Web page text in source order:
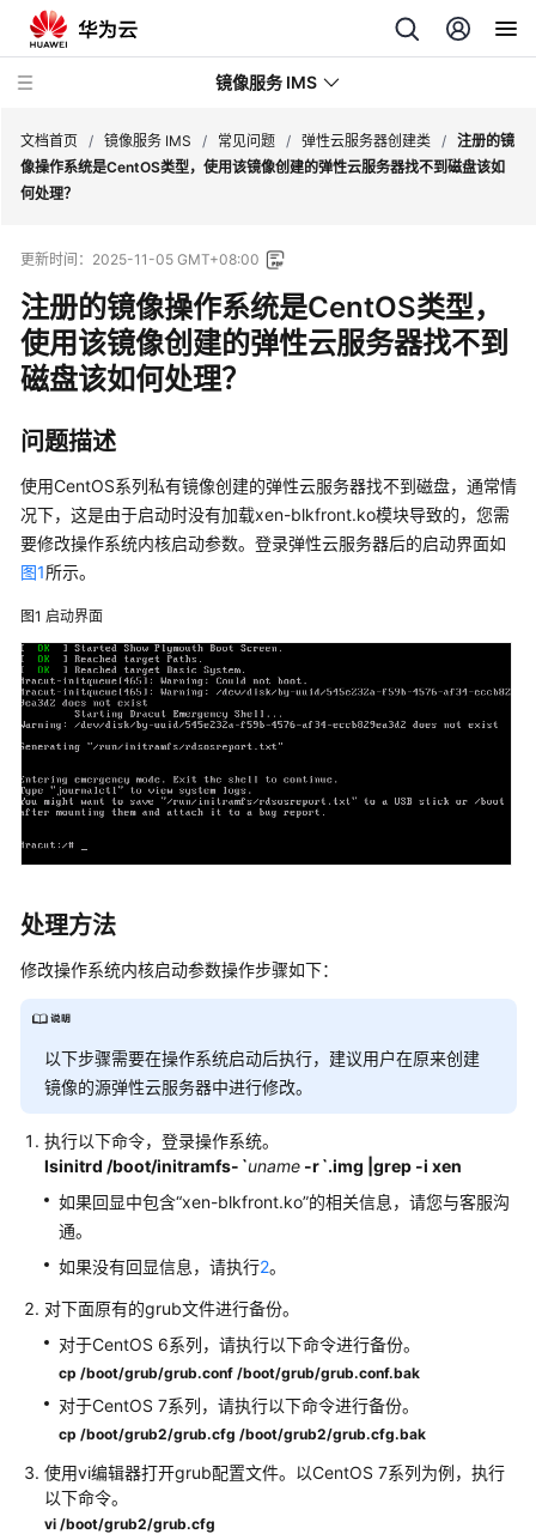
镜像服务 IMS
动
态
产
品
绍
快
速
入
门
用
户
指
南
最
佳
实
参
考
SDK
参
考
场
景
代
示
例
见
问
题
咨
询
类
文档首页 / 镜像服务 IMS / 常见问题 / 弹性云服务器创建类 / 注册的镜
像操作系统是CentOS类型，使用该镜像创建的弹性云服务器找不到磁盘该如
何处理？
更新时间： 2025-11-05 GMT+08:00
注册的镜像操作系统是CentOS类型，
使用该镜像创建的弹性云服务器找不到
磁盘该如何处理？
问题描述
使用CentOS系列私有镜像创建的弹性云服务器找不到磁盘，通常情
况下，这是由于启动时没有加载xen-blkfront.ko模块导致的，您需
要修改操作系统内核启动参数。登录弹性云服务器后的启动界面如
图1所示。
图1 启动界面
处理方法
修改操作系统内核启动参数操作步骤如下：
以下步骤需要在操作系统启动后执行，建议用户在原来创建
镜像的源弹性云服务器中进行修改。
执行以下命令，登录操作系统。
lsinitrd /boot/initramfs- `uname -r`.img |grep -i xen
如果回显中包含“xen-blkfront.ko”的相关信息，请您与客服沟
通。
如果没有回显信息，请执行2。
对下面原有的grub文件进行备份。
对于CentOS 6系列，请执行以下命令进行备份。
cp /boot/grub/grub.conf /boot/grub/grub.conf.bak
对于CentOS 7系列，请执行以下命令进行备份。
cp /boot/grub2/grub.cfg /boot/grub2/grub.cfg.bak
使用vi编辑器打开grub配置文件。以CentOS 7系列为例，执行
以下命令。
vi /boot/grub2/grub.cfg